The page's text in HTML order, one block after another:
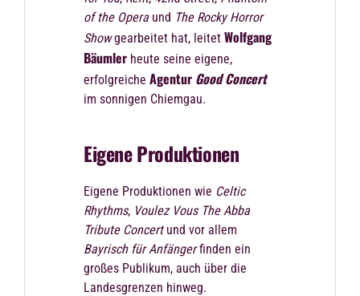
of the Operaund The Rocky Horror
Showgearbeitet hat, leitet Wolfgang
Bäumler heute seine eigene,
erfolgreiche Agentur Good Concert
im sonnigen Chiemgau.
Eigene Produktionen
Eigene Produktionen wie Celtic
Rhythms, Voulez Vous The Abba
Tribute Concertund vor allem
Bayrisch für Anfängerfinden ein
großes Publikum, auch über die
Landesgrenzen hinweg.